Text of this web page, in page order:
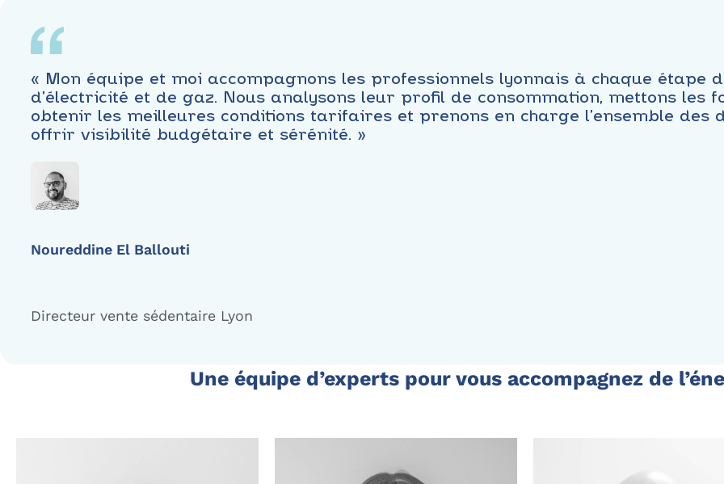
« Mon équipe et moi accompagnons les professionnels lyonnais à chaque étape
d’électricité et de gaz. Nous analysons leur profil de consommation, mettons les
obtenir les meilleures conditions tarifaires et prenons en charge l’ensemble
offrir visibilité budgétaire et sérénité. »
Noureddine El Ballouti
Directeur vente sédentaire Lyon
Une équipe d’experts pour vous accompagnez de